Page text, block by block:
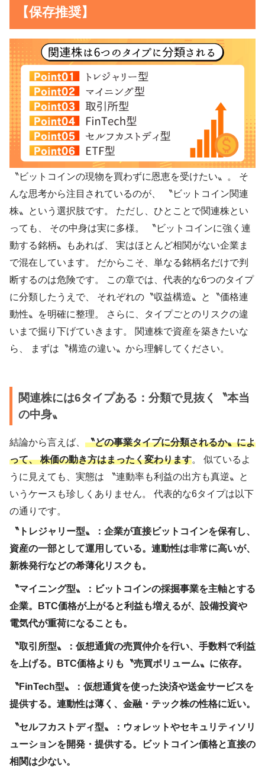
【保存推奨】
〝ビットコインの現物を買わずに恩恵を受けたい〟。 そ
んな思考から注目されているのが、 〝ビットコイン関連
株〟という選択肢です。 ただし、ひとことで関連株とい
っても、 その中身は実に多様。 〝ビットコインに強く連
動する銘柄〟もあれば、 実はほとんど相関がない企業ま
で混在しています。 だからこそ、単なる銘柄名だけで判
断するのは危険です。 この章では、代表的な6つのタイプ
に分類したうえで、 それぞれの〝収益構造〟と〝価格連
動性〟を明確に整理。 さらに、タイプごとのリスクの違
いまで掘り下げていきます。 関連株で資産を築きたいな
ら、 まずは〝構造の違い〟から理解してください。
関連株には6タイプある：分類で見抜く〝本当
の中身〟
結論から言えば、 〝どの事業タイプに分類されるか〟によ
って、 株価の動き方はまったく変わります。 似ているよ
うに見えても、実態は 〝連動率も利益の出方も真逆〟と
いうケースも珍しくありません。 代表的な6タイプは以下
の通りです。
〝トレジャリー型〟：企業が直接ビットコインを保有し、
資産の一部として運用している。連動性は非常に高いが、
新株発行などの希薄化リスクも。
〝マイニング型〟：ビットコインの採掘事業を主軸とする
企業。BTC価格が上がると利益も増えるが、設備投資や
電気代が重荷になることも。
〝取引所型〟：仮想通貨の売買仲介を行い、手数料で利益
を上げる。BTC価格よりも〝売買ボリューム〟に依存。
〝FinTech型〟：仮想通貨を使った決済や送金サービスを
提供する。連動性は薄く、金融・テック株の性格に近い。
〝セルフカストディ型〟：ウォレットやセキュリティソリ
ューションを開発・提供する。ビットコイン価格と直接の
相関は少ない。